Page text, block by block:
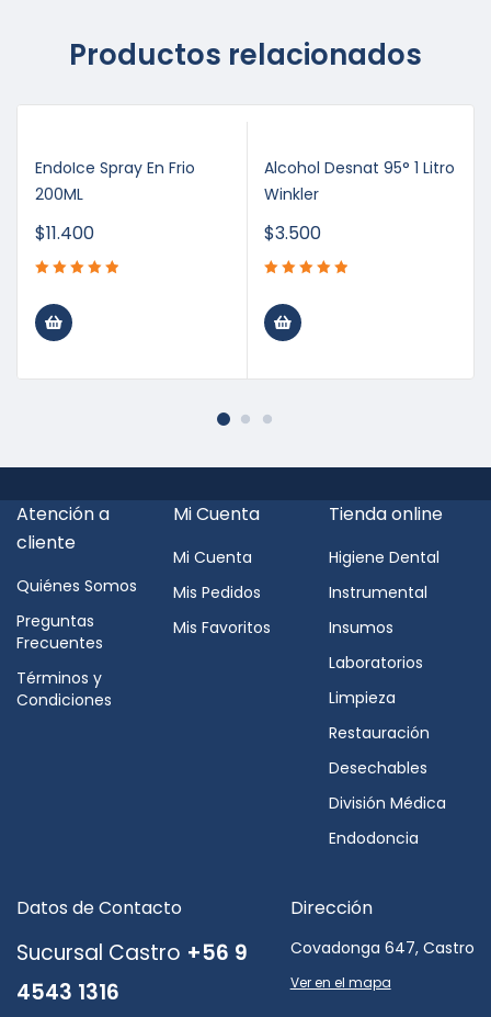
Productos relacionados
EndoIce Spray En Frio
200ML
$11.400
Alcohol Desnat 95° 1 Litro
Winkler
$3.500
Atención a
cliente
Quiénes Somos
Preguntas
Frecuentes
Términos y
Condiciones
Mi Cuenta
Mi Cuenta
Mis Pedidos
Mis Favoritos
Tienda online
Higiene Dental
Instrumental
Insumos
Laboratorios
Limpieza
Restauración
Desechables
División Médica
Endodoncia
Datos de Contacto
Sucursal Castro +56 9
4543 1316
Dirección
Covadonga 647, Castro
Ver en el mapa